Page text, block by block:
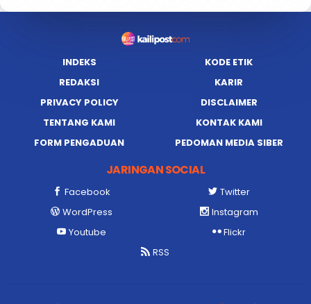
INDEKS
KODE ETIK
REDAKSI
KARIR
PRIVACY POLICY
DISCLAIMER
TENTANG KAMI
KONTAK KAMI
FORM PENGADUAN
PEDOMAN MEDIA SIBER
JARINGAN SOCIAL
Facebook
Twitter
WordPress
Instagram
Youtube
Flickr
RSS